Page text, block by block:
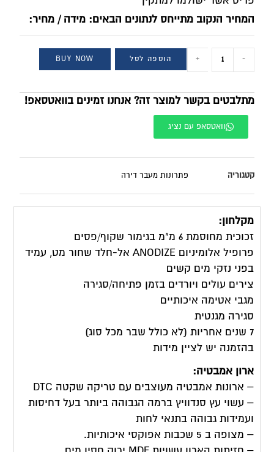
המחיר הנקוב מתייחס לנתונים הבאים: מידה / מחיר:
-
+ הוספה לסל BUY NOW
מתלבטים בקשר למוצר זה? אנחנו זמינים בוואטסאפ!
וואטסאפ עם נציג
קטגוריה פתרונות מעבר דירה
מקלחון:
זכוכית מחוסמת 6 מ"מ בגימור שקוף/פסים
פרופיל אלומיניום ANODIZE אל-חלד שחור מט, עמיד
בפני נזקי מים קשים
צירים עולים ויורדים בזמן פתיחה/סגירה
מגבי אטימה איכותיים
סגירה מגנטית
7 שנים אחריות (לא כולל שבר מכל סוג)
בהזמנה יש לציין מידות
ארון אמבטיה:
– ארונות אמבטיה מעוצבים עם טריקה שקטה DTC
– עשוי עץ סנדוויץ ברמה הגבוהה ביותר בעל דחיסות
ועמידות גבוהה בתנאי לחות
– מצופה ב 5 שכבות אפוקסי איכותיות.